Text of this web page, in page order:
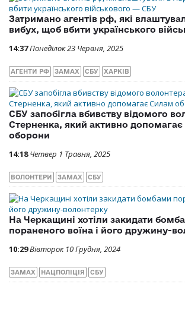
Затримано агентів рф, які
вибух, щоб вбити українського
14:37Понеділок 23 Червня, 2025
АГЕНТИ РФ ЗАМАХ СБУ ХАРКІВ
СБУ запобігла вбивству відомого
Стерненка, який активно
оборони
14:18 Четвер 1 Травня, 2025
ВОЛОНТЕРИ ЗАМАХ СБУ
На Черкащині хотіли закидати
пораненого воїна і його дружину-
10:29Вівторок 10 Грудня, 2024
ЗАМАХ НАЦПОЛІЦІЯ СБУ